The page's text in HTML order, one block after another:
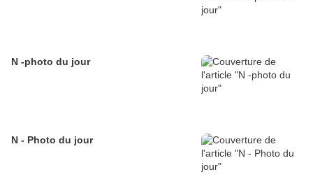
N -photo du jour
N - Photo du jour